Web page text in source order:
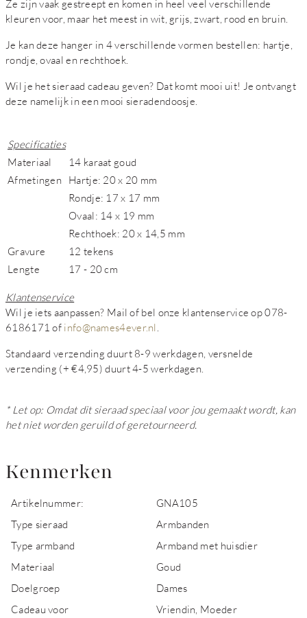
Ze zijn vaak gestreept en komen in heel veel verschillende
kleuren voor, maar het meest in wit, grijs, zwart, rood en bruin.
Je kan deze hanger in 4 verschillende vormen bestellen: hartje,
rondje, ovaal en rechthoek.
Wil je het sieraad cadeau geven? Dat komt mooi uit! Je ontvangt
deze namelijk in een mooi sieradendoosje.
Specificaties
Materiaal
14 karaat goud
Afmetingen
Hartje: 20 x 20 mm
Rondje: 17 x 17 mm
Ovaal: 14 x 19 mm
Rechthoek: 20 x 14,5 mm
Gravure
12 tekens
Lengte
17 - 20 cm
Klantenservice
Wil je iets aanpassen? Mail of bel onze klantenservice op 078-
6186171 of info@names4ever.nl
Standaard verzending duurt 8-9 werkdagen, versnelde
verzending (+ €4,95) duurt 4-5 werkdagen.
* Let op: Omdat dit sieraad speciaal voor jou gemaakt wordt, kan
het niet worden geruild of geretourneerd.
Kenmerken
Artikelnummer:
GNA105
Type sieraad
Armbanden
Type armband
Armband met huisdier
Materiaal
Goud
Doelgroep
Dames
Cadeau voor
Vriendin, Moeder